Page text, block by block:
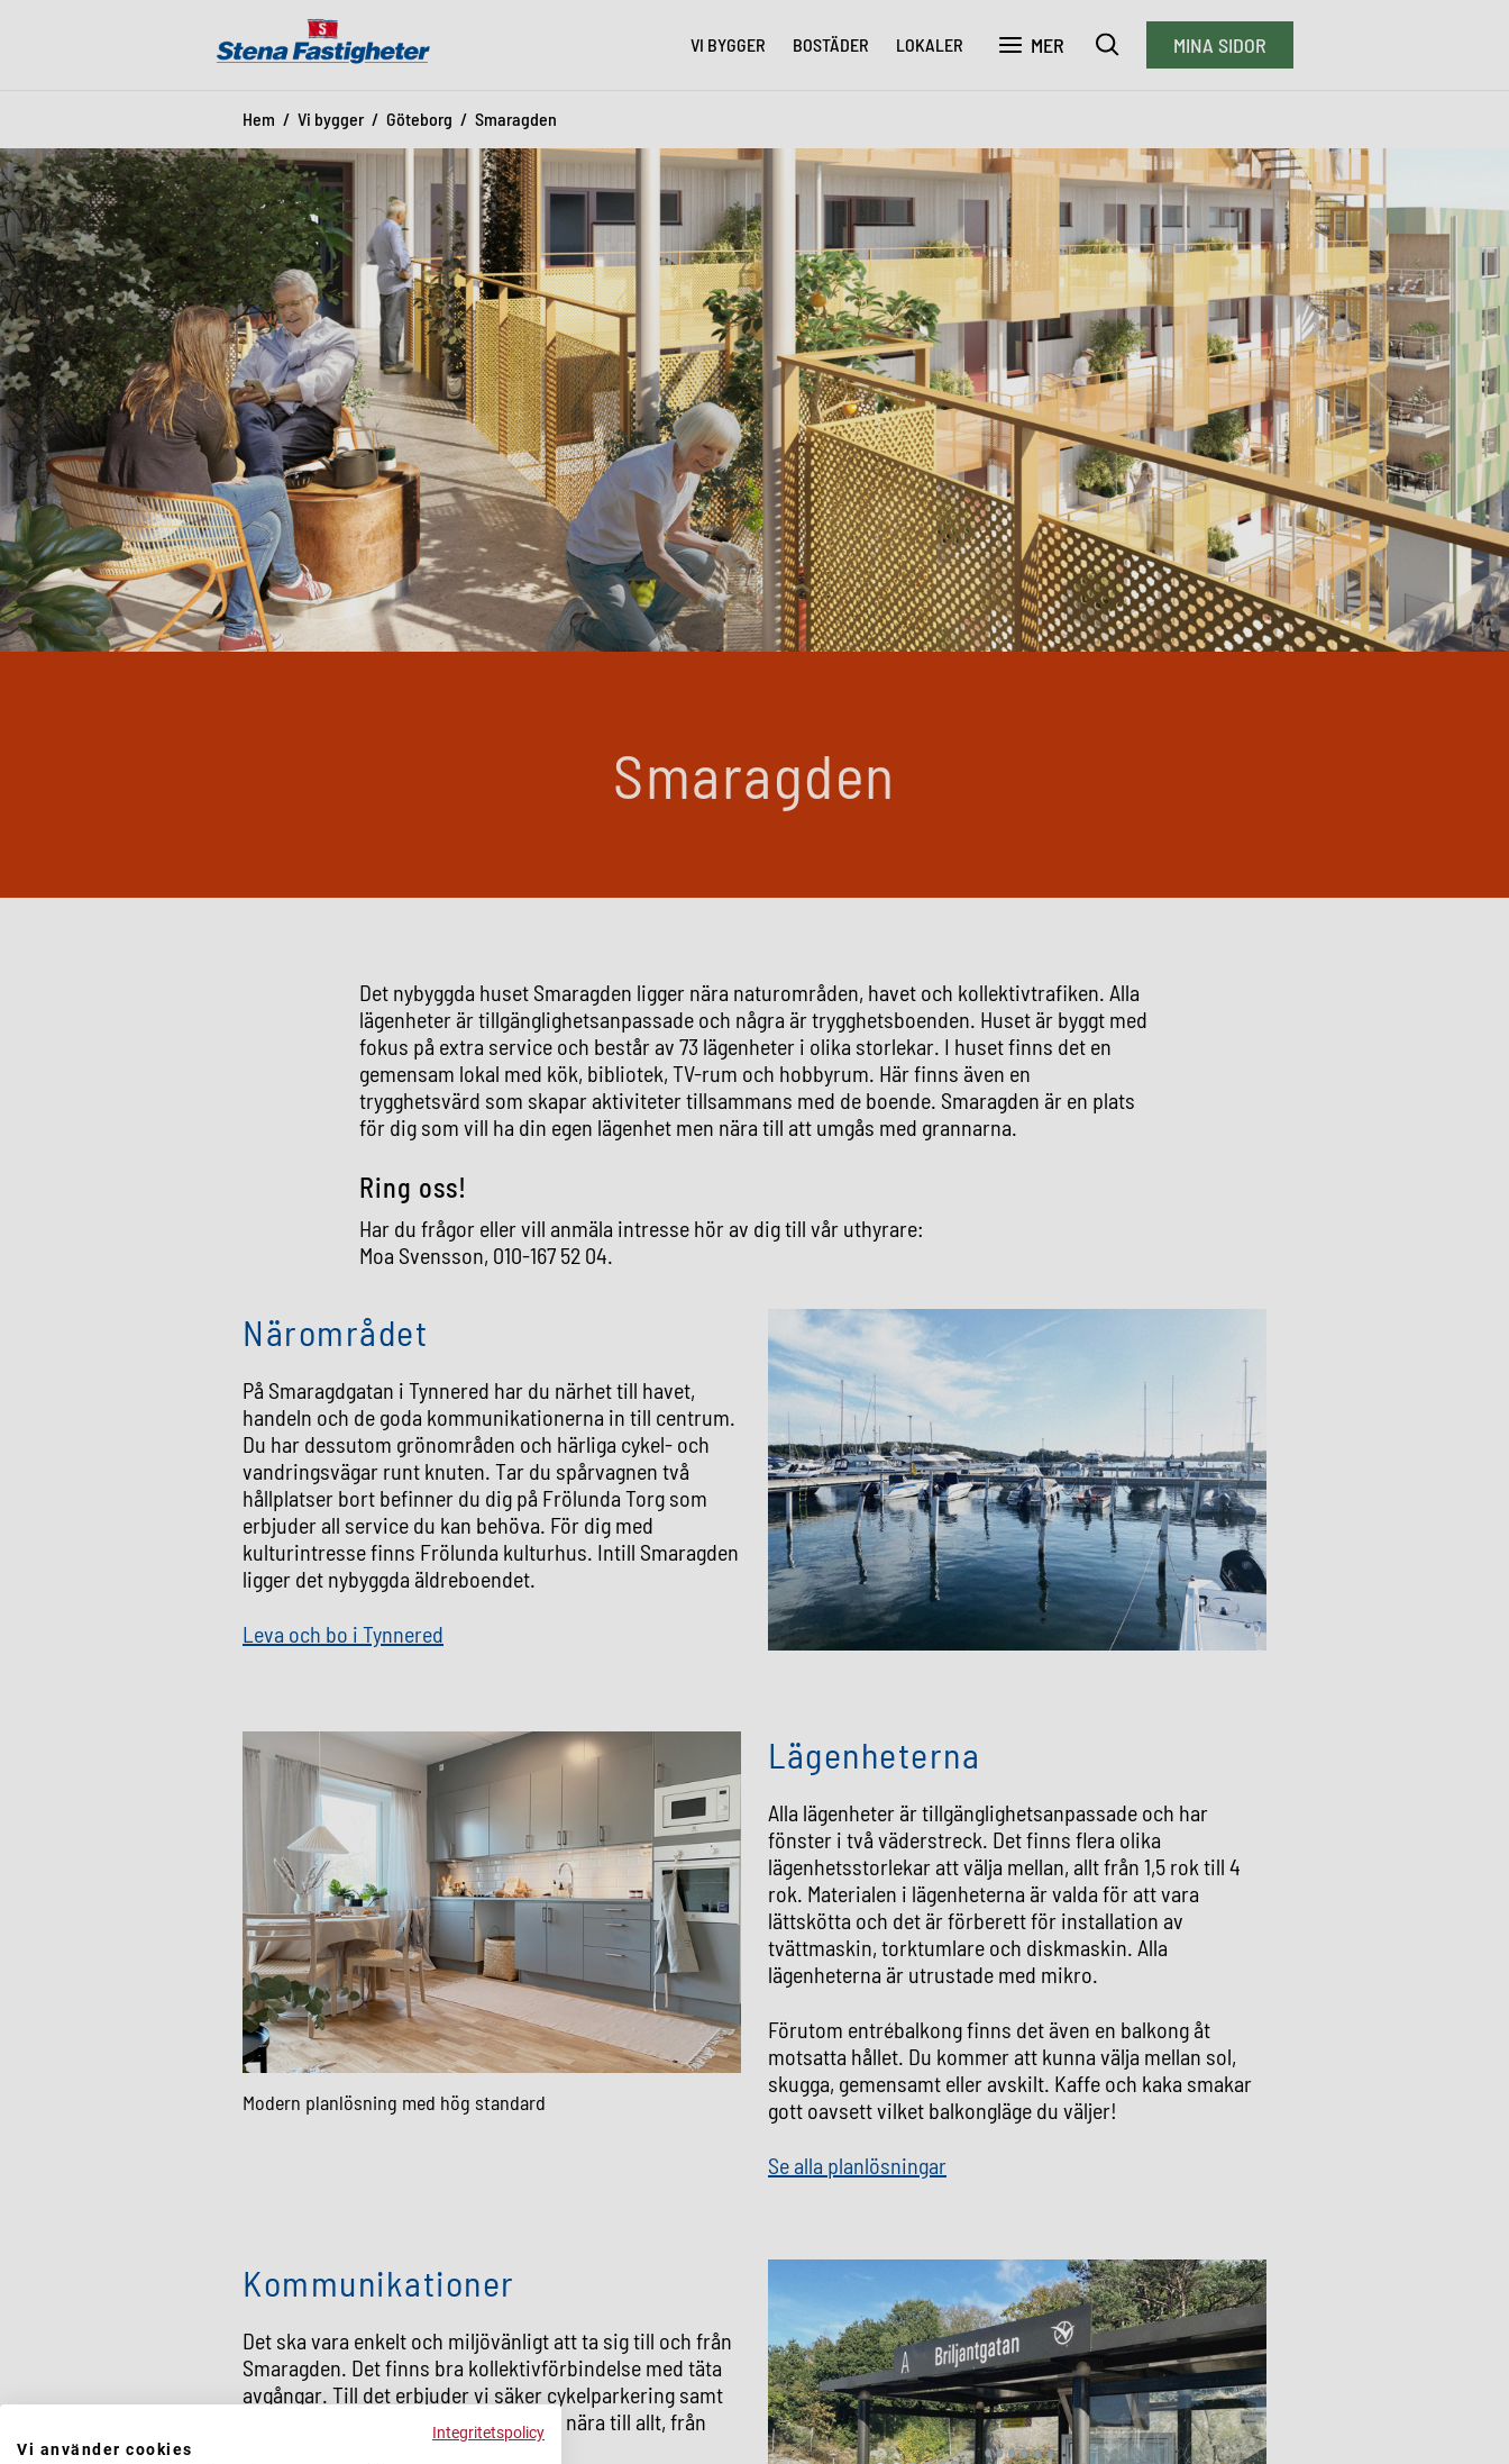
VI BYGGER BOSTÄDER LOKALER MER MINA SIDOR
Hem Vi bygger Göteborg Smaragden
Smaragden
Det nybyggda huset Smaragden ligger nära naturområden, havet och kollektivtrafiken. Alla
lägenheter är tillgänglighetsanpassade och några är trygghetsboenden. Huset är byggt med
fokus på extra service och består av 73 lägenheter i olika storlekar. I huset finns det en
gemensam lokal med kök, bibliotek, TV-rum och hobbyrum. Här finns även en
trygghetsvärd som skapar aktiviteter tillsammans med de boende. Smaragden är en plats
för dig som vill ha din egen lägenhet men nära till att umgås med grannarna.
Ring oss!
Har du frågor eller vill anmäla intresse hör av dig till vår uthyrare:
Moa Svensson, 010-167 52 04.
Närområdet
På Smaragdgatan i Tynnered har du närhet till havet,
handeln och de goda kommunikationerna in till centrum.
Du har dessutom grönområden och härliga cykel- och
vandringsvägar runt knuten. Tar du spårvagnen två
hållplatser bort befinner du dig på Frölunda Torg som
erbjuder all service du kan behöva. För dig med
kulturintresse finns Frölunda kulturhus. Intill Smaragden
ligger det nybyggda äldreboendet.
Leva och bo i Tynnered
Modern planlösning med hög standard
Lägenheterna
Alla lägenheter är tillgänglighetsanpassade och har
fönster i två väderstreck. Det finns flera olika
lägenhetsstorlekar att välja mellan, allt från 1,5 rok till 4
rok. Materialen i lägenheterna är valda för att vara
lättskötta och det är förberett för installation av
tvättmaskin, torktumlare och diskmaskin. Alla
lägenheterna är utrustade med mikro.
Förutom entrébalkong finns det även en balkong åt
motsatta hållet. Du kommer att kunna välja mellan sol,
skugga, gemensamt eller avskilt. Kaffe och kaka smakar
gott oavsett vilket balkongläge du väljer!
Se alla planlösningar
Kommunikationer
Det ska vara enkelt och miljövänligt att ta sig till och från
Smaragden. Det finns bra kollektivförbindelse med täta
avgångar. Till det erbjuder vi säker cykelparkering samt
tillståndsparkering. Med cykeln är du nära till allt, från
bad till city till Frölunda Torg.
Integritetspolicy
Vi använder cookies